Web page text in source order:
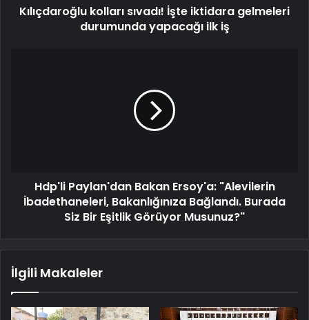
Kılıçdaroğlu kolları sıvadı! İşte iktidara gelmeleri
durumunda yapacağı ilk iş
Hdp'li Paylan'dan Bakan Ersoy'a: "Alevilerin
İbadethaneleri, Bakanlığınıza Bağlandı. Burada
Siz Bir Eşitlik Görüyor Musunuz?"
İlgili Makaleler